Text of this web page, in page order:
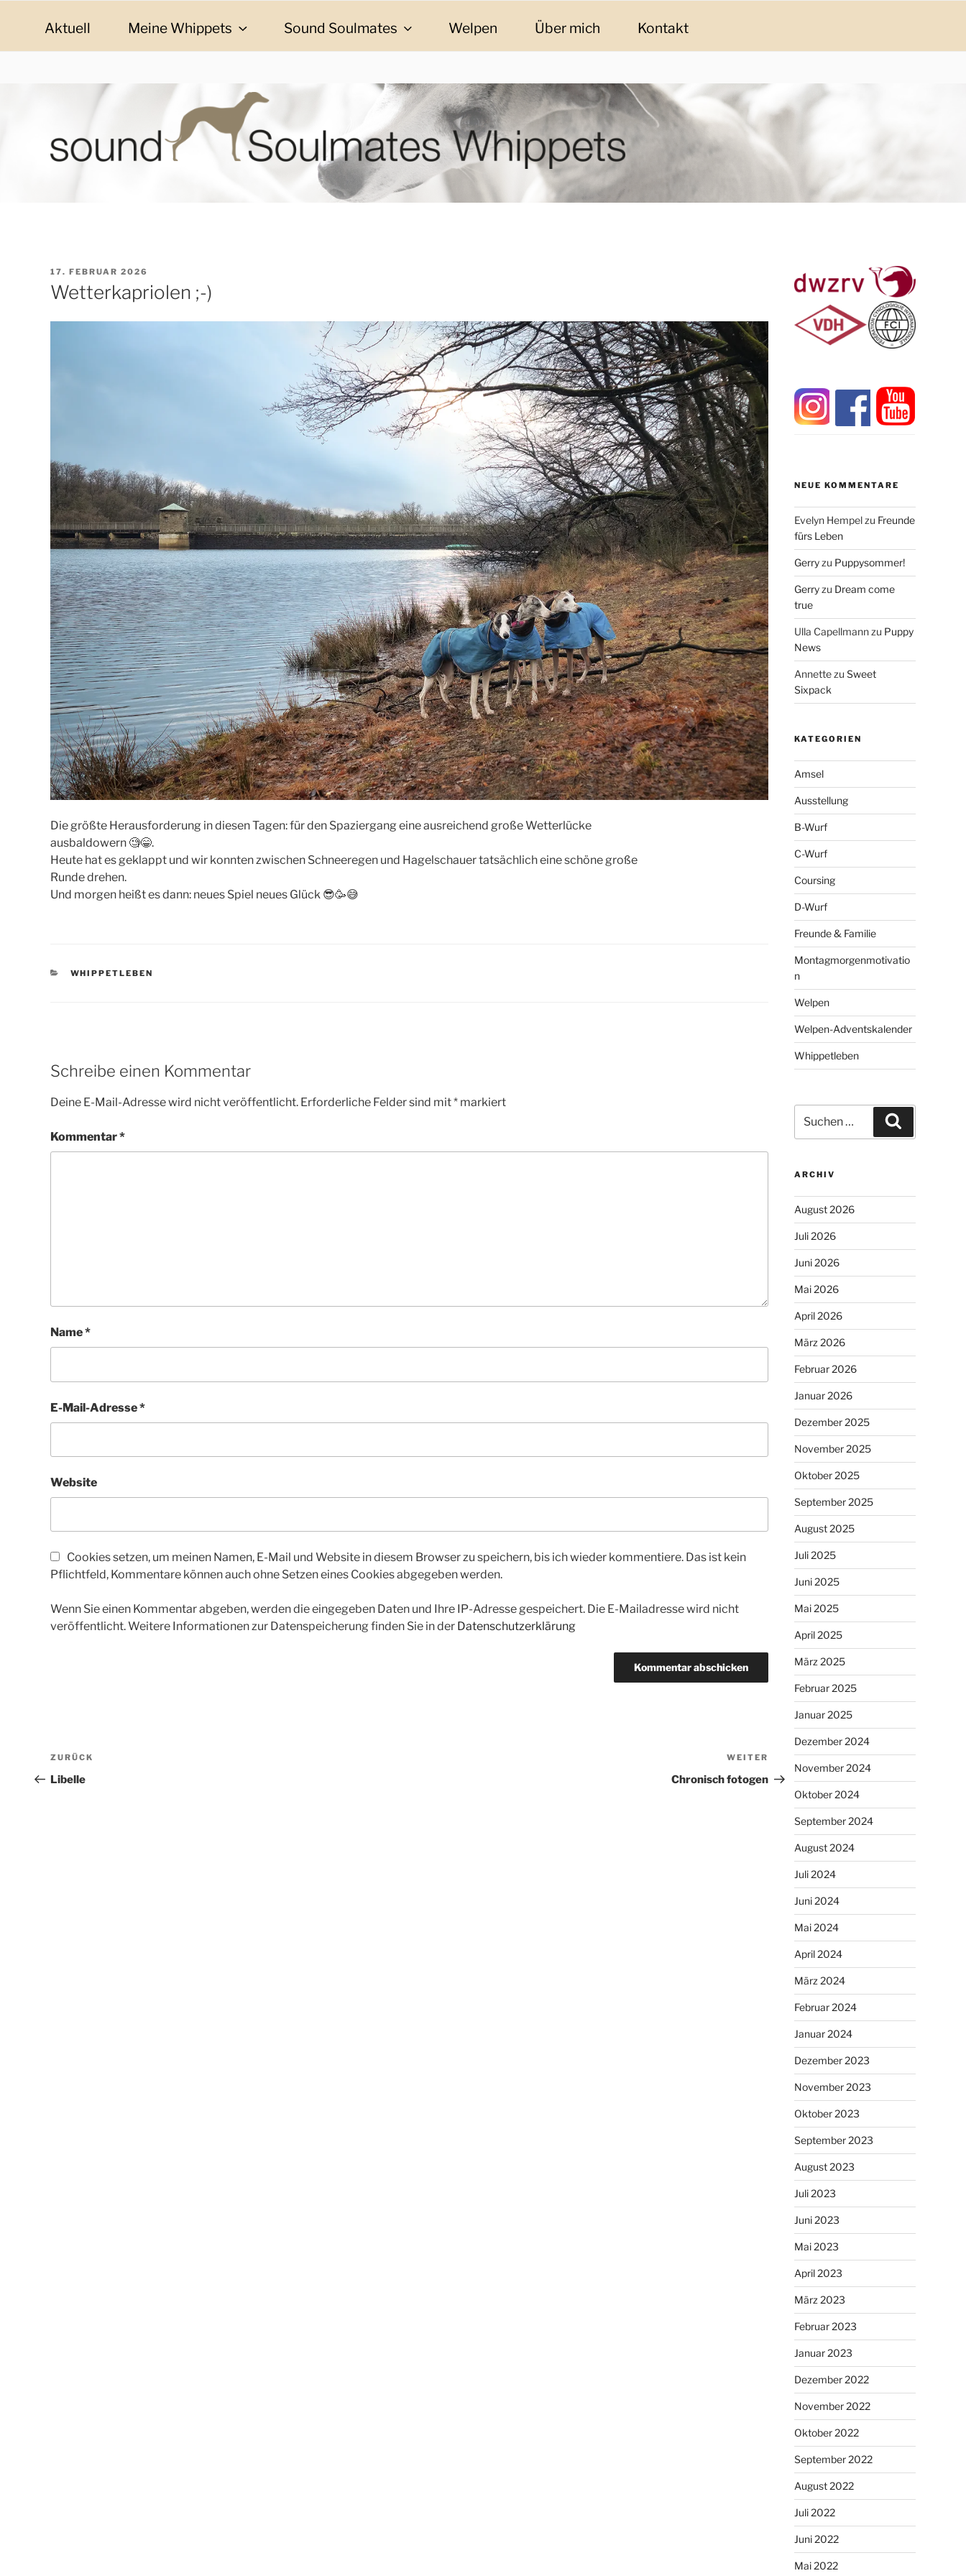
SOUND SOULMATES WHIPPETS
sound Soulmates – Whippets fürs Leben! Bilder, Geschichten und Informationen
Aktuell Meine Whippets Sound Soulmates Welpen Über mich Kontakt
VERÖFFENTLICHT
AM
17. FEBRUAR 2026
Wetterkapriolen ;-)
Die größte Herausforderung in diesen Tagen: für den Spaziergang eine ausreichend große Wetterlücke
ausbaldowern 🧐😁.
Heute hat es geklappt und wir konnten zwischen Schneeregen und Hagelschauer tatsächlich eine schöne große
Runde drehen.
Und morgen heißt es dann: neues Spiel neues Glück 😎🥳😅
KATEGORIEN
WHIPPETLEBEN
Schreibe einen Kommentar
Deine E-Mail-Adresse wird nicht veröffentlicht. Erforderliche Felder sind mit* markiert
Kommentar*
Name*
E-Mail-Adresse*
Website
Cookies setzen, um meinen Namen, E-Mail und Website in diesem Browser zu speichern, bis ich wieder kommentiere. Das ist kein
Pflichtfeld, Kommentare können auch ohne Setzen eines Cookies abgegeben werden.
Wenn Sie einen Kommentar abgeben, werden die eingegeben Daten und Ihre IP-Adresse gespeichert. Die E-Mailadresse wird nicht
veröffentlicht. Weitere Informationen zur Datenspeicherung finden Sie in der Datenschutzerklärung
Beitragsnavigation
Vorheriger
Beitrag
ZURÜCK
Libelle
Nächster
Beitrag
WEITER
Chronisch fotogen
NEUE KOMMENTARE
Evelyn Hempel zu Freunde
fürs Leben
Gerry zu Puppysommer!
Gerry zu Dream come
true
Ulla Capellmann zu Puppy
News
Annette zuSweet
Sixpack
KATEGORIEN
Amsel
Ausstellung
B-Wurf
C-Wurf
Coursing
D-Wurf
Freunde & Familie
Montagmorgenmotivatio
n
Welpen
Welpen-Adventskalender
Whippetleben
nach:
ARCHIV
August 2026
Juli 2026
Juni 2026
Mai 2026
April 2026
März 2026
Februar 2026
Januar 2026
Dezember 2025
November 2025
Oktober 2025
September 2025
August 2025
Juli 2025
Juni 2025
Mai 2025
April 2025
März 2025
Februar 2025
Januar 2025
Dezember 2024
November 2024
Oktober 2024
September 2024
August 2024
Juli 2024
Juni 2024
Mai 2024
April 2024
März 2024
Februar 2024
Januar 2024
Dezember 2023
November 2023
Oktober 2023
September 2023
August 2023
Juli 2023
Juni 2023
Mai 2023
April 2023
März 2023
Februar 2023
Januar 2023
Dezember 2022
November 2022
Oktober 2022
September 2022
August 2022
Juli 2022
Juni 2022
Mai 2022